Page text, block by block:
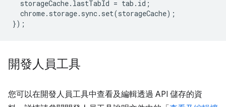
storageCache. lastTabId = tab . id ;
chrome. storage. sync. set(storageCache);
});
開發人員工具
您可以在開發人員工具中查看及編輯透過 API 儲存的資